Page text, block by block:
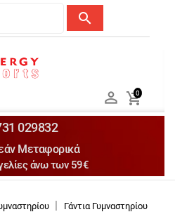
search

0

029832
Μεταφορικά
άνω των 59€
Γάντια Γυμναστηρίου